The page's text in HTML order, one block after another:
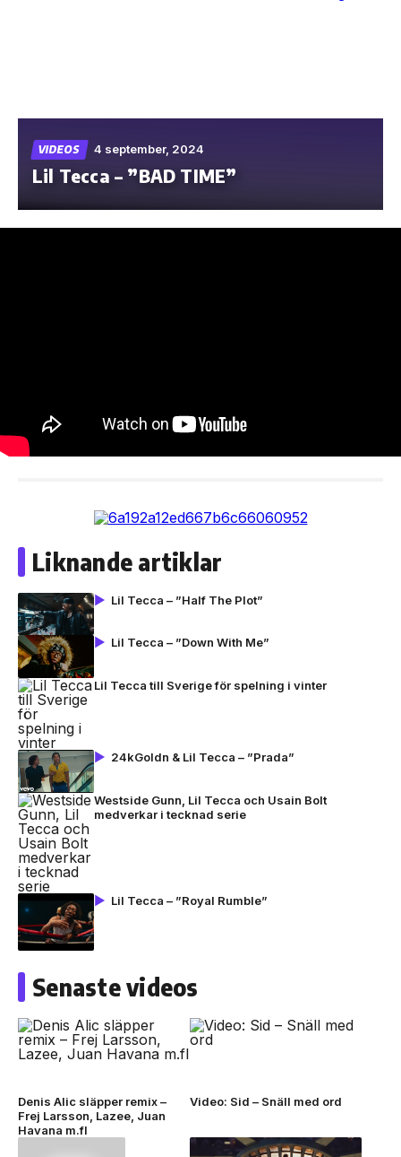
content
VIDEOS 4 september, 2024
Lil Tecca – ”BAD TIME”
Liknande artiklar
Lil Tecca – ”Half The Plot”
Lil Tecca – ”Down With Me”
Lil Tecca till Sverige för spelning i vinter
24kGoldn & Lil Tecca – ”Prada”
Westside Gunn, Lil Tecca och Usain Bolt
medverkar i tecknad serie
Lil Tecca – ”Royal Rumble”
Senaste videos
Denis Alic släpper remix –
Frej Larsson, Lazee, Juan
Havana m.fl
Video: Sid – Snäll med ord